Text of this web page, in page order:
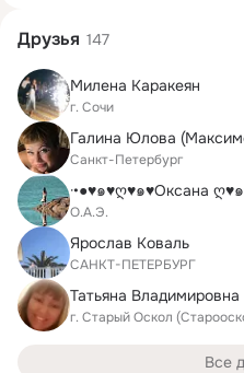
Друзья 147
Милена Каракеян
г. Сочи
Галина Юлова
Санкт-Петербург
·•●♥๑♥ღ♥๑♥Оксана ღ♥๑
О.А.Э.
Ярослав Коваль
САНКТ-ПЕТЕРБУРГ
Татьяна Владимировна
г. Старый Оскол
Все